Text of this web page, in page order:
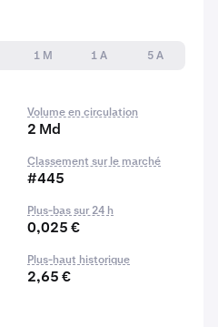
1 M 1 A
5 A
Volume en circulation
2 Md
Classement sur le marché
#445
Plus-bas sur 24 h
0,025 €
Plus-haut historique
2,65 €